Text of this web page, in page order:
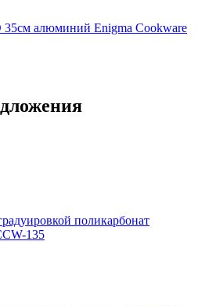
алюминий Enigma Cookware
поликарбонат
135